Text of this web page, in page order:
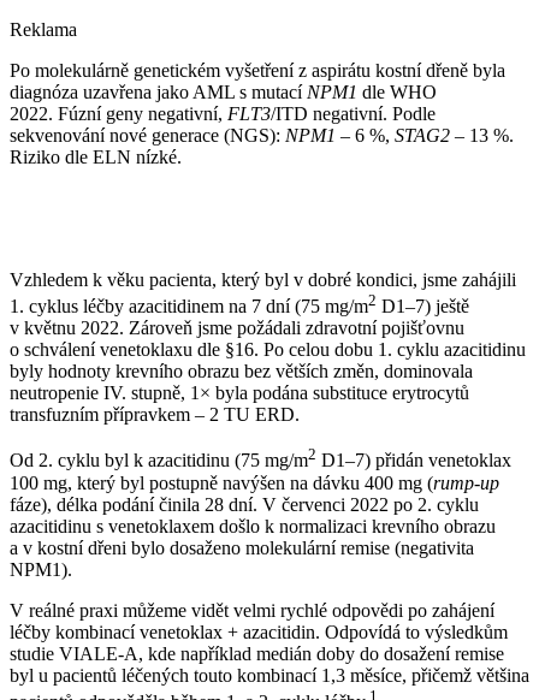
Reklama
Po molekulárně genetickém vyšetření z aspirátu kostní dřeně byla
diagnóza uzavřena jako AML s mutací NPM1 dle WHO
2022. Fúzní geny negativní, FLT3/ITD negativní. Podle
sekvenování nové generace (NGS): NPM1 –⁠ 6 %, STAG2 –⁠ 13 %.
Riziko dle ELN nízké.
Vzhledem k věku pacienta, který byl v dobré kondici, jsme zahájili
1. cyklus léčby azacitidinem na 7 dní (75 mg⁠/⁠m2 D1–7) ještě
v květnu 2022. Zároveň jsme požádali zdravotní pojišťovnu
o schválení venetoklaxu dle §16. Po celou dobu 1. cyklu azacitidinu
byly hodnoty krevního obrazu bez větších změn, dominovala
neutropenie IV. stupně, 1× byla podána substituce erytrocytů
transfuzním přípravkem –⁠ 2 TU ERD.
Od 2. cyklu byl k azacitidinu (75 mg⁠/⁠m2 D1–7) přidán venetoklax
100 mg, který byl postupně navýšen na dávku 400 mg (rump-up
fáze), délka podání činila 28 dní. V červenci 2022 po 2. cyklu
azacitidinu s venetoklaxem došlo k normalizaci krevního obrazu
a v kostní dřeni bylo dosaženo molekulární remise (negativita
NPM1).
V reálné praxi můžeme vidět velmi rychlé odpovědi po zahájení
léčby kombinací venetoklax + azacitidin. Odpovídá to výsledkům
studie VIALE-A, kde například medián doby do dosažení remise
byl u pacientů léčených touto kombinací 1,3 měsíce, přičemž většina
1